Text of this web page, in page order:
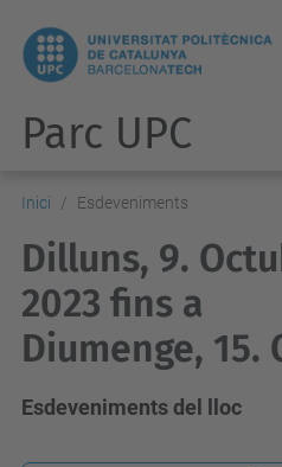
Parc UPC
Inici Esdeveniments
Dilluns, 9.
2023 fins a
Diumenge, 15.
Esdeveniments del lloc